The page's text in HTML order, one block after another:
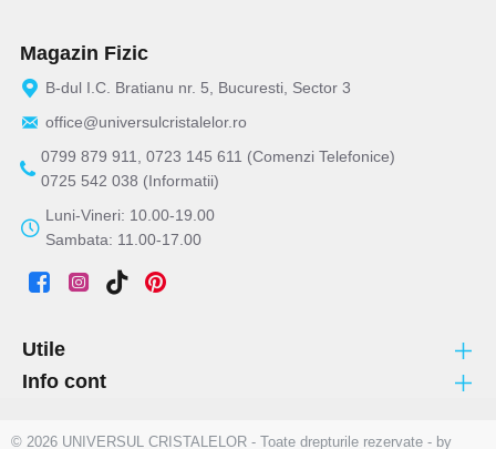
Magazin Fizic
B-dul I.C. Bratianu nr. 5, Bucuresti, Sector 3
office@universulcristalelor.ro
0799 879 911, 0723 145 611 (Comenzi Telefonice)
0725 542 038 (Informatii)
Luni-Vineri: 10.00-19.00
Sambata: 11.00-17.00
Utile
Info cont
© 2026 UNIVERSUL CRISTALELOR - Toate drepturile rezervate - by